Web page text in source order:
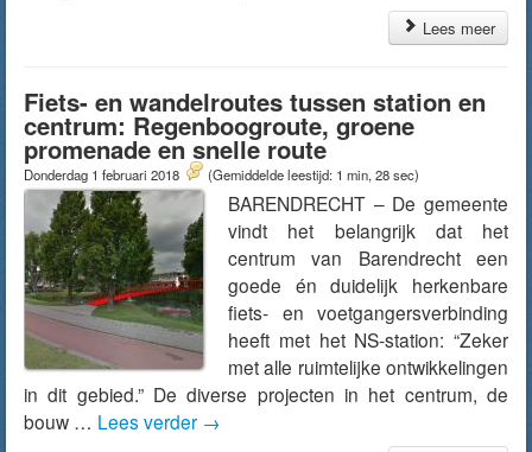
Lees meer
Fiets- en wandelroutes tussen station en
centrum: Regenboogroute, groene
promenade en snelle route
Donderdag 1 februari 2018 (Gemiddelde leestijd: 1 min, 28 sec)
BARENDRECHT – De gemeente
vindt het belangrijk dat het
centrum van Barendrecht een
goede én duidelijk herkenbare
fiets- en voetgangersverbinding
heeft met het NS-station: “Zeker
met alle ruimtelijke ontwikkelingen
in dit gebied.” De diverse projecten in het centrum, de
bouw … Lees verder →